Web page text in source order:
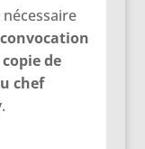
de
chef
.